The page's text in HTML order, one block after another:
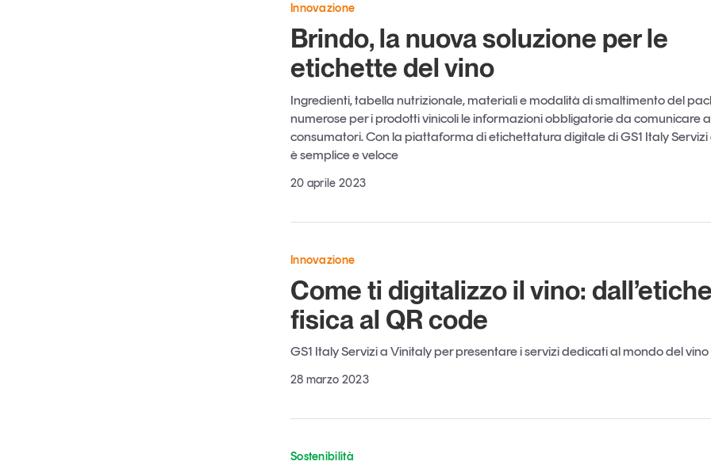
Innovazione
Brindo, la nuova soluzione per le
etichette del vino
Ingredienti, tabella nutrizionale, materiali e modalità di smaltimento del
numerose per i prodotti vinicoli le informazioni obbligatorie da comunicare
consumatori. Con la piattaforma di etichettatura digitale di GS1 Italy
è semplice e veloce
20 aprile 2023
Innovazione
Come ti digitalizzo il vino:
fisica al QR code
GS1 Italy Servizi a Vinitaly per presentare i servizi dedicati al mondo del vino
28 marzo 2023
Sostenibilità